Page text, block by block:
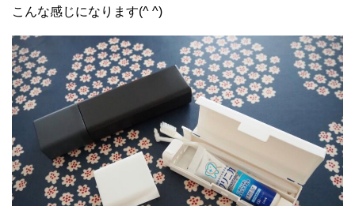
こんな感じになります(^ ^)